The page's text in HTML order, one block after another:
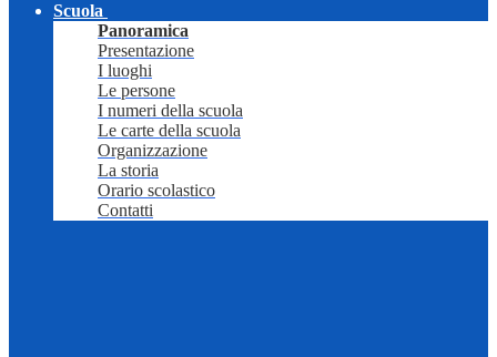
Scuola
Panoramica
Presentazione
I luoghi
Le persone
I numeri della scuola
Le carte della scuola
Organizzazione
La storia
Orario scolastico
Contatti